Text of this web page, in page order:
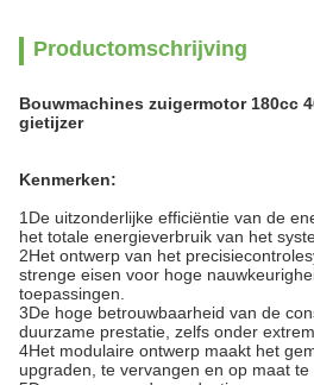
Productomschrijving
Bouwmachines zuigermotor 180cc
gietijzer
Kenmerken:
1De uitzonderlijke efficiëntie van de
het totale energieverbruik van het
2Het ontwerp van het
strenge eisen voor hoge
toepassingen.
3De hoge betrouwbaarheid van de
duurzame prestatie, zelfs onder
4Het modulaire ontwerp maakt het
upgraden, te vervangen en op maat te